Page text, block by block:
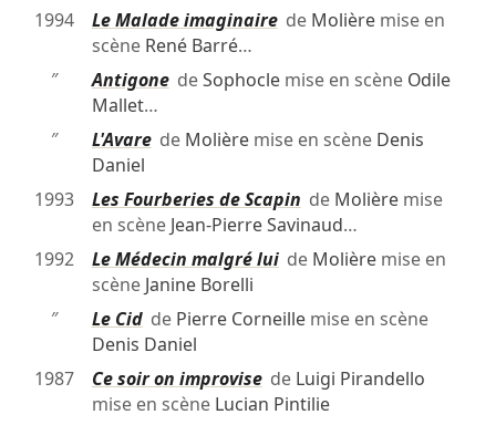
1994
Le Malade imaginairede Molièremise en
scène René Barré…
″
AntigonedeSophoclemise en scène Odile
Mallet…
″
L'Avarede Molièremise en scène Denis
Daniel
1993
Les Fourberies de Scapin de Molièremise
en scène Jean-Pierre Savinaud…
1992
Le Médecin malgré luide Molièremise en
scène Janine Borelli
″
Le Cidde Pierre Corneillemise en scène
Denis Daniel
1987
Ce soir on improvisede Luigi Pirandello
mise en scène Lucian Pintilie